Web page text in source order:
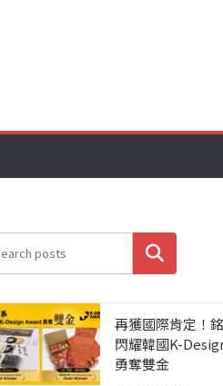
搜尋
再獲國際肯定！
閃耀韓國K-
勇奪雙金